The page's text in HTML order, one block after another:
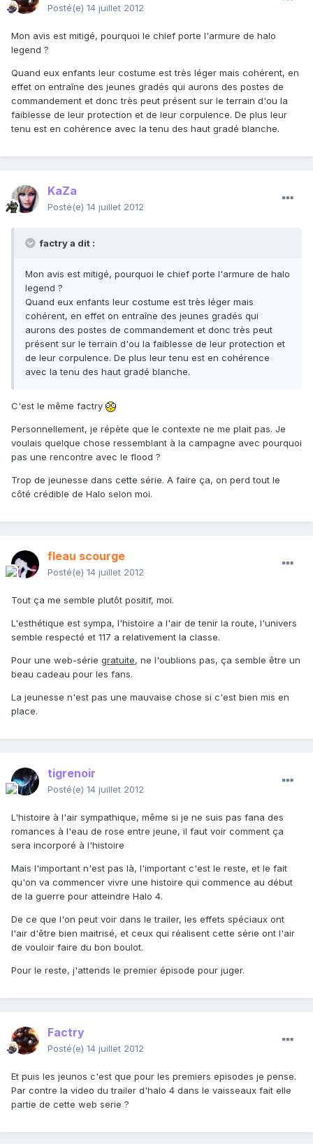
Posté(e) 14 juillet 2012
Mon avis est mitigé, pourquoi le chief porte l'armure de halo
legend ?
Quand eux enfants leur costume est très léger mais cohérent, en
effet on entraîne des jeunes gradés qui aurons des postes de
commandement et donc très peut présent sur le terrain d'ou la
faiblesse de leur protection et de leur corpulence. De plus leur
tenu est en cohérence avec la tenu des haut gradé blanche.
KaZa
Posté(e) 14 juillet 2012
factry a dit :
Mon avis est mitigé, pourquoi le chief porte l'armure de halo
legend ?
Quand eux enfants leur costume est très léger mais
cohérent, en effet on entraîne des jeunes gradés qui
aurons des postes de commandement et donc très peut
présent sur le terrain d'ou la faiblesse de leur protection et
de leur corpulence. De plus leur tenu est en cohérence
avec la tenu des haut gradé blanche.
C'est le même factry
Personnellement, je répète que le contexte ne me plait pas. Je
voulais quelque chose ressemblant à la campagne avec pourquoi
pas une rencontre avec le flood ?
Trop de jeunesse dans cette série. A faire ça, on perd tout le
côté crédible de Halo selon moi.
fleau scourge
Posté(e) 14 juillet 2012
Tout ça me semble plutôt positif, moi.
L'esthétique est sympa, l'histoire a l'air de tenir la route, l'univers
semble respecté et 117 a relativement la classe.
Pour une web-série gratuite, ne l'oublions pas, ça semble être un
beau cadeau pour les fans.
La jeunesse n'est pas une mauvaise chose si c'est bien mis en
place.
tigrenoir
Posté(e) 14 juillet 2012
L'histoire à l'air sympathique, même si je ne suis pas fana des
romances à l'eau de rose entre jeune, il faut voir comment ça
sera incorporé à l'histoire
Mais l'important n'est pas là, l'important c'est le reste, et le fait
qu'on va commencer vivre une histoire qui commence au début
de la guerre pour atteindre Halo 4.
De ce que l'on peut voir dans le trailer, les effets spéciaux ont
l'air d'être bien maitrisé, et ceux qui réalisent cette série ont l'air
de vouloir faire du bon boulot.
Pour le reste, j'attends le premier épisode pour juger.
Factry
Posté(e) 14 juillet 2012
Et puis les jeunos c'est que pour les premiers episodes je pense.
Par contre la video du trailer d'halo 4 dans le vaisseaux fait elle
partie de cette web serie ?